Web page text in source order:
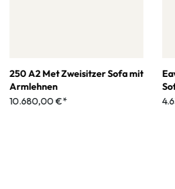
250 A2 Met Zweisitzer Sofa mit
Armlehnen
10.680,00 €*